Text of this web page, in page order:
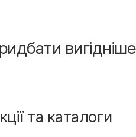
вигідніше
та каталоги